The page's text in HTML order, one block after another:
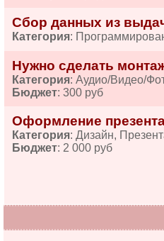
Сбор данных из
Категория:
Нужно сделать
Категория: Аудио/Видео/
Бюджет: 300 руб
Оформление
Категория: Дизайн,
Бюджет: 2 000 руб